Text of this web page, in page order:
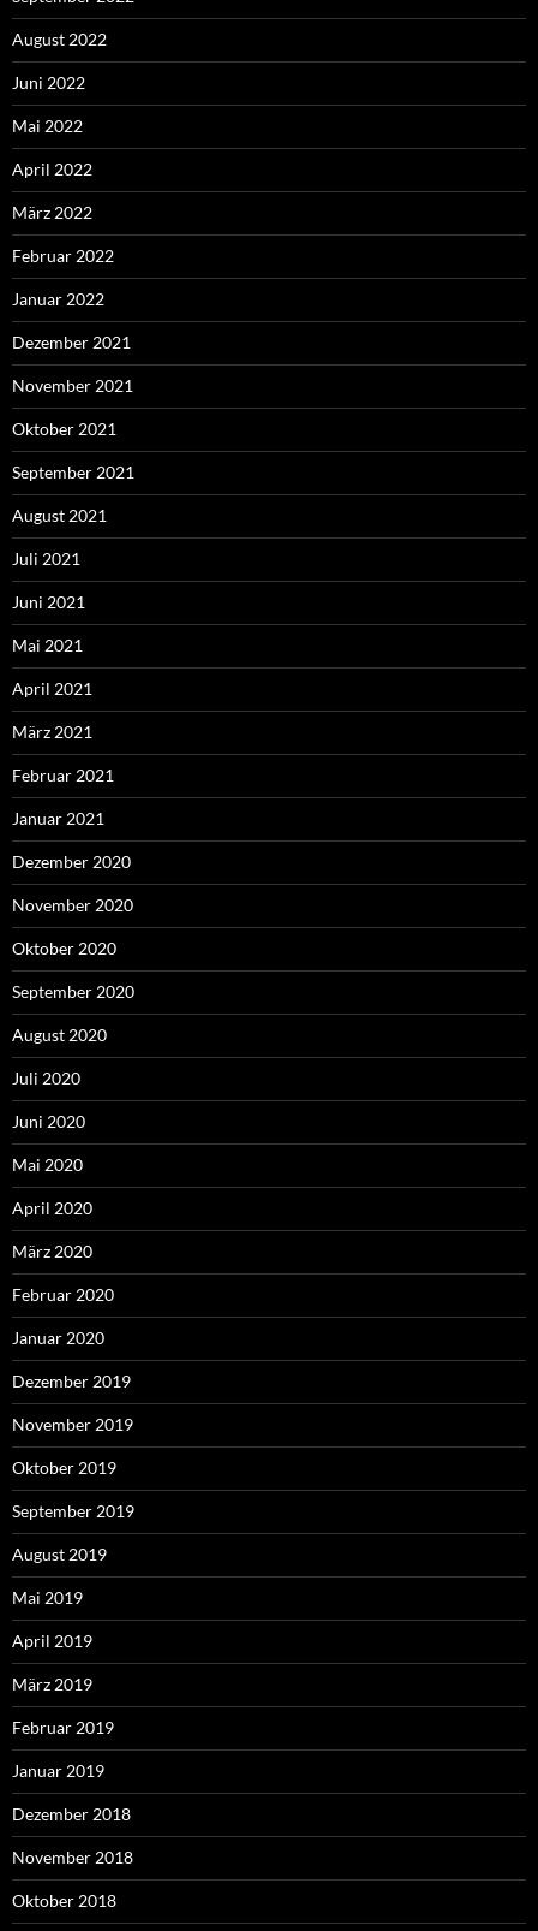
August 2022
Juni 2022
Mai 2022
April 2022
März 2022
Februar 2022
Januar 2022
Dezember 2021
November 2021
Oktober 2021
September 2021
August 2021
Juli 2021
Juni 2021
Mai 2021
April 2021
März 2021
Februar 2021
Januar 2021
Dezember 2020
November 2020
Oktober 2020
September 2020
August 2020
Juli 2020
Juni 2020
Mai 2020
April 2020
März 2020
Februar 2020
Januar 2020
Dezember 2019
November 2019
Oktober 2019
September 2019
August 2019
Mai 2019
April 2019
März 2019
Februar 2019
Januar 2019
Dezember 2018
November 2018
Oktober 2018